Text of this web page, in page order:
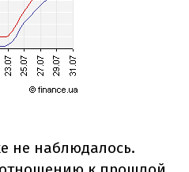
не наблюдалось.